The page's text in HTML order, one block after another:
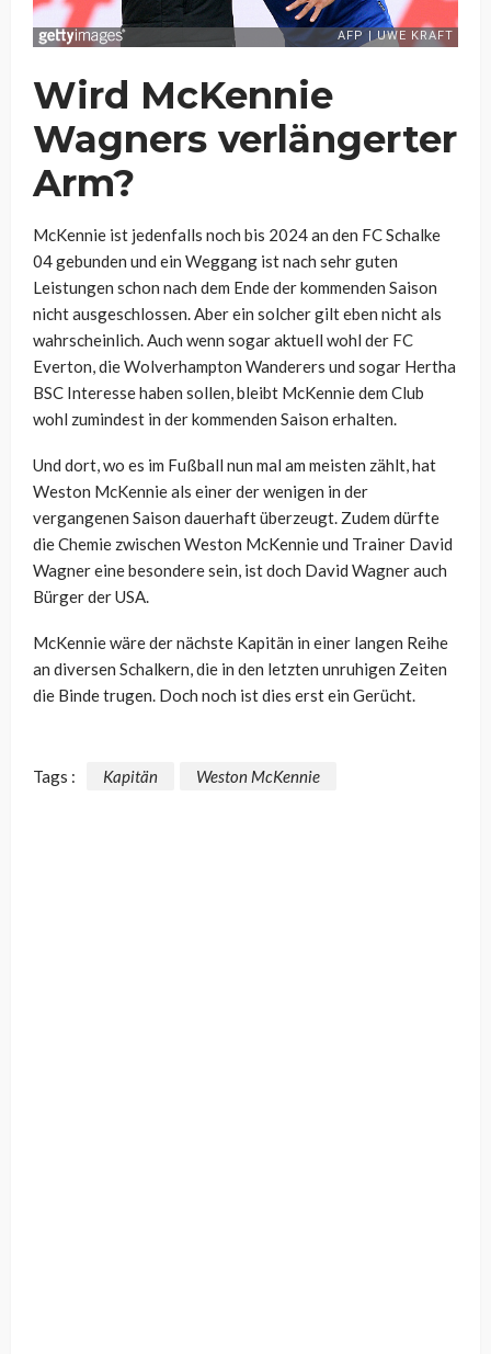
Wird McKennie
Wagners verlängerter
Arm?
McKennie ist jedenfalls noch bis 2024 an den FC Schalke
04 gebunden und ein Weggang ist nach sehr guten
Leistungen schon nach dem Ende der kommenden Saison
nicht ausgeschlossen. Aber ein solcher gilt eben nicht als
wahrscheinlich. Auch wenn sogar aktuell wohl der FC
Everton, die Wolverhampton Wanderers und sogar Hertha
BSC Interesse haben sollen, bleibt McKennie dem Club
wohl zumindest in der kommenden Saison erhalten.
Und dort, wo es im Fußball nun mal am meisten zählt, hat
Weston McKennie als einer der wenigen in der
vergangenen Saison dauerhaft überzeugt. Zudem dürfte
die Chemie zwischen Weston McKennie und Trainer David
Wagner eine besondere sein, ist doch David Wagner auch
Bürger der USA.
McKennie wäre der nächste Kapitän in einer langen Reihe
an diversen Schalkern, die in den letzten unruhigen Zeiten
die Binde trugen. Doch noch ist dies erst ein Gerücht.
Tags : Kapitän Weston McKennie